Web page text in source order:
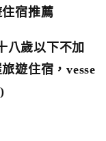
宿推薦
八歲以下不加
遊住宿，vesse